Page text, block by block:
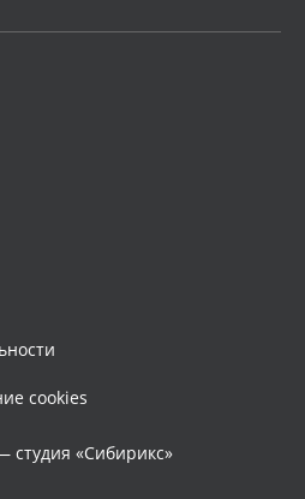
cookies
студия «Сибирикс»